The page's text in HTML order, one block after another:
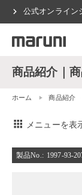
chevron_right 公式オンライン
商品紹介｜
ホーム 商品紹介
apps メニューを表
製品No.: 1997-93-